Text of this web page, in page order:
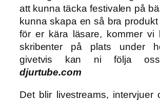
att kunna täcka festivalen på
kunna skapa en så bra
för er kära läsare, kommer vi
skribenter på plats under
givetvis kan ni följa
djurtube.com
Det blir livestreams, intervjuer